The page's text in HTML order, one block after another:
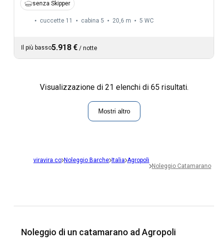
senza Skipper
cuccette 11 cabina 5 20,6 m 5 WC
Il più basso5.918 € / notte
Visualizzazione di 21 elenchi di 65 risultati.
Mostri altro
viravira.co Noleggio Barche Italia Agropoli
Noleggio Catamarano
Noleggio di un catamarano ad Agropoli